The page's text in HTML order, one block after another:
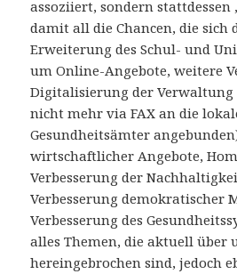
assoziiert, sondern stattdessen
damit all die Chancen, die sich
Erweiterung des Schul- und
um Online-Angebote, weitere
Digitalisierung der Verwaltung
nicht mehr via FAX an die
Gesundheitsämter
wirtschaftlicher Angebote,
Verbesserung der
Verbesserung demokratischer
Verbesserung des
alles Themen, die aktuell über
hereingebrochen sind, jedoch